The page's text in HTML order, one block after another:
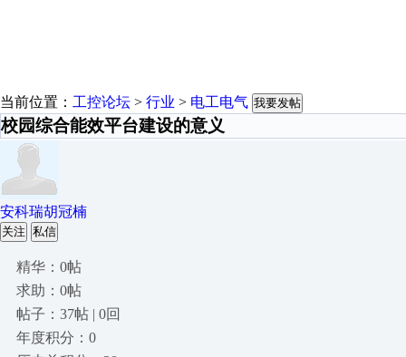
当前位置： 工控论坛 > 行业 > 电工电气 我要发帖
校园综合能效平台建设的意义
安科瑞胡冠楠
关注 私信
精华：0帖
求助：0帖
帖子：37帖 | 0回
年度积分：0